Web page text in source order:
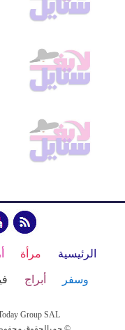
الرئيسية مرأة
وسفر أبراج
Group SAL